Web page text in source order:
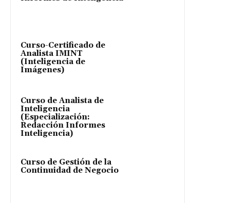
Curso-Certificado de
Analista IMINT
(Inteligencia de
Imágenes)
Curso de Analista de
Inteligencia
(Especialización:
Redacción Informes
Inteligencia)
Curso de Gestión de la
Continuidad de Negocio